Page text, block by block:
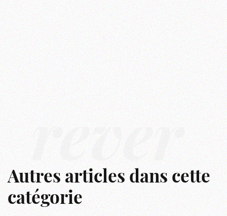
rêver
Autres articles dans cette
catégorie